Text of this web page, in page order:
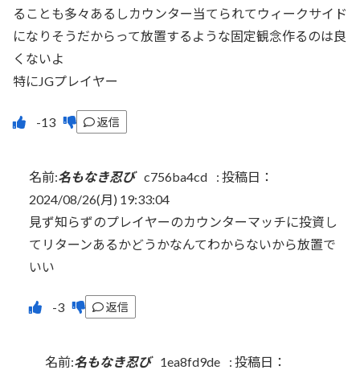
ることも多々あるしカウンター当てられてウィークサイド
になりそうだからって放置するような固定観念作るのは良
くないよ
特にJGプレイヤー
返信
名前:名もなき忍び c756ba4cd : 投稿日：
2024/08/26(月) 19:33:04
見ず知らずのプレイヤーのカウンターマッチに投資し
てリターンあるかどうかなんてわからないから放置で
いい
返信
名前:名もなき忍び 1ea8fd9de : 投稿日：